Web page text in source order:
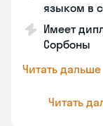
языком в
Имеет
Сорбоны
Читать дальше
Читать